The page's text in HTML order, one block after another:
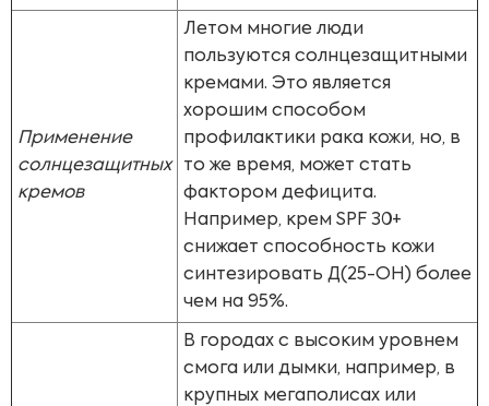
Применение
солнцезащитных
кремов
Летом многие люди
пользуются солнцезащитными
кремами. Это является
хорошим способом
профилактики рака кожи, но, в
то же время, может стать
фактором дефицита.
Например, крем SPF 30+
снижает способность кожи
синтезировать Д(25-ОН) более
чем на 95%.
В городах с высоким уровнем
смога или дымки, например, в
крупных мегаполисах или